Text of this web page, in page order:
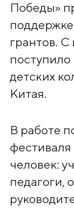
Победы»
грантов.
поступило
детских
Китая.
В работе
человек:
педагоги,